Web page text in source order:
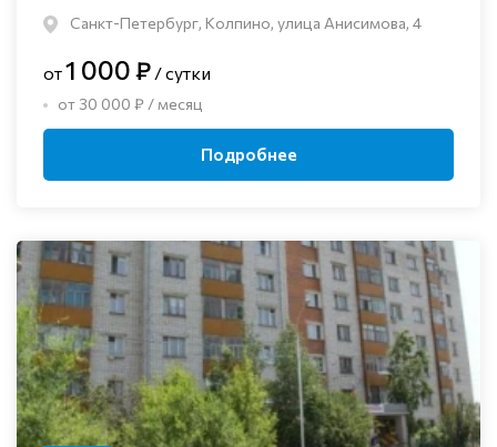
Санкт-Петербург, Колпино, улица Анисимова, 4
от1 000 ₽ / сутки
от 30 000 ₽ / месяц
Подробнее